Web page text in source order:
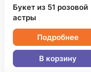
Букет из 51 розовой
астры
Подробнее
В корзину